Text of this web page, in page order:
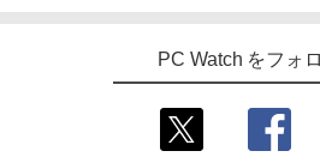
PC Watch をフォ